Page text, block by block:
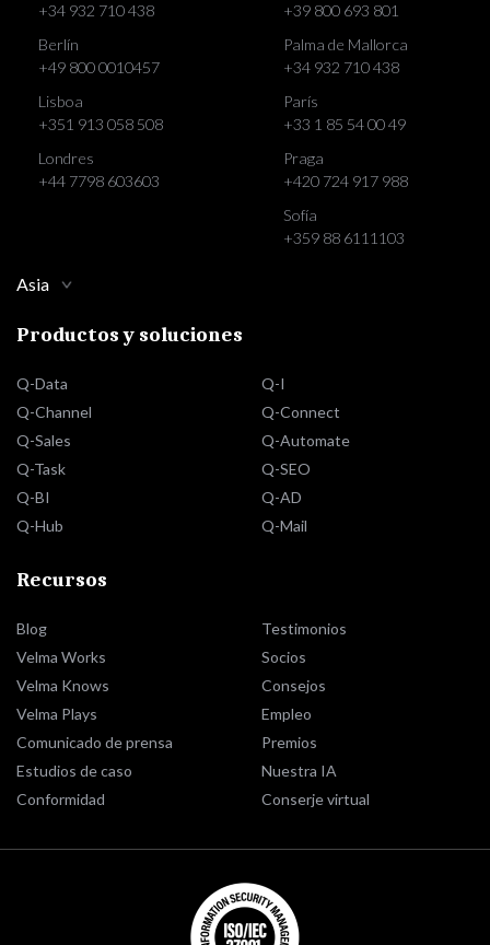
+34 932 710 438
Berlín
+49 800 0010457
Lisboa
+351 913 058 508
Londres
+44 7798 603603
+39 800 693 801
Palma de Mallorca
+34 932 710 438
París
+33 1 85 54 00 49
Praga
+420 724 917 988
Sofía
+359 88 6111103
Asia
Productos y soluciones
Q-Data
Q-Channel
Q-Sales
Q-Task
Q-BI
Q-Hub
Q-I
Q-Connect
Q-Automate
Q-SEO
Q-AD
Q-Mail
Recursos
Blog
Velma Works
Velma Knows
Velma Plays
Comunicado de prensa
Estudios de caso
Conformidad
Testimonios
Socios
Consejos
Empleo
Premios
Nuestra IA
Conserje virtual